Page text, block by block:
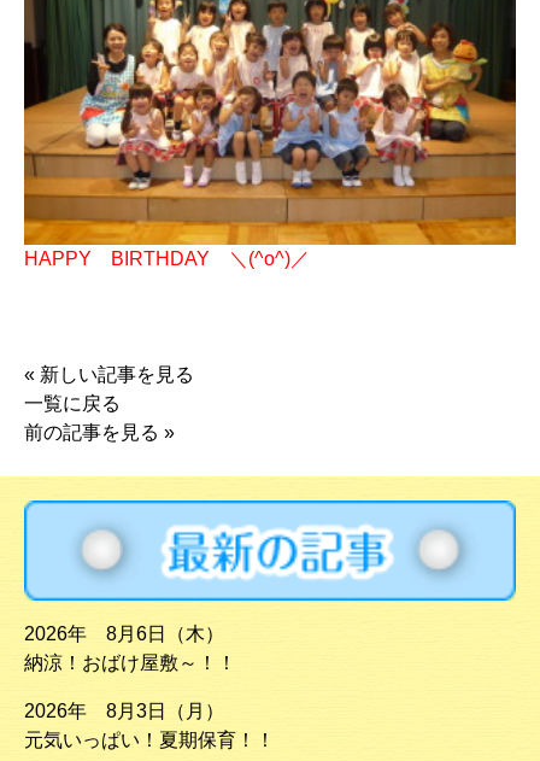
HAPPY BIRTHDAY ＼(^o^)／
« 新しい記事を見る
一覧に戻る
前の記事を見る »
2026年 8月6日（木）
納涼！おばけ屋敷～！！
2026年 8月3日（月）
元気いっぱい！夏期保育！！